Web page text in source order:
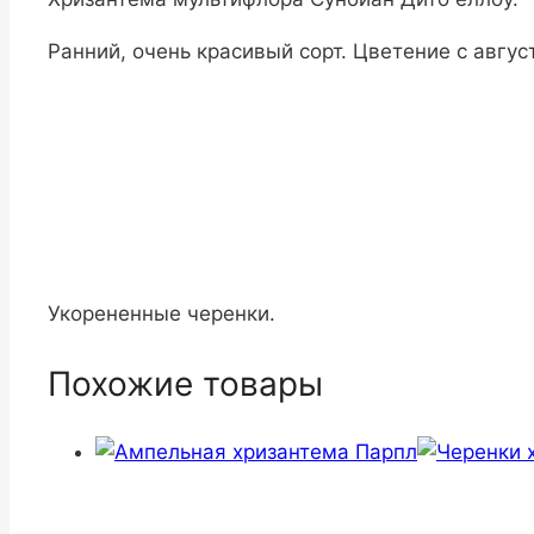
Ранний, очень красивый сорт. Цветение с
Укорененные черенки.
Похожие товары